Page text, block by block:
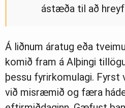
ástæða til að
Á liðnum áratug eða
komið fram á Alþingi
þessu fyrirkomulagi. Fyrst
við misræmið og færa